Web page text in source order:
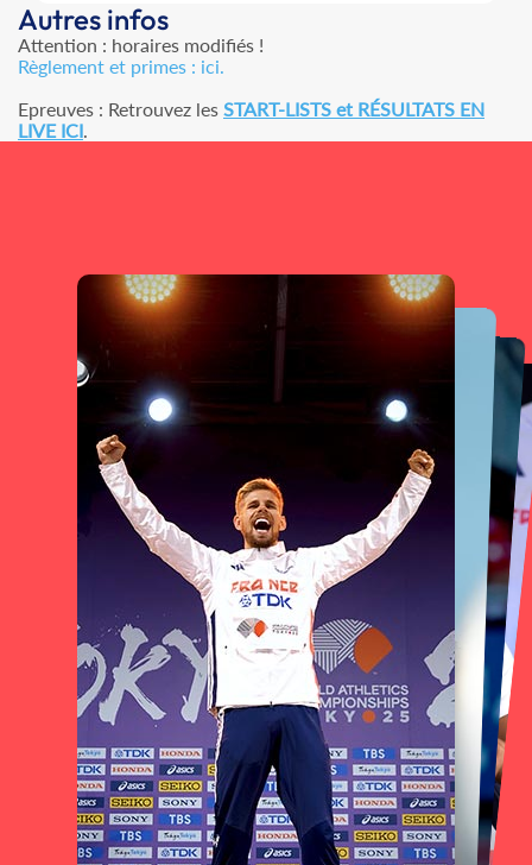
Autres infos
Attention : horaires modifiés !
Règlement et primes : ici.
Epreuves : Retrouvez les START-LISTS et RÉSULTATS EN
LIVE ICI.